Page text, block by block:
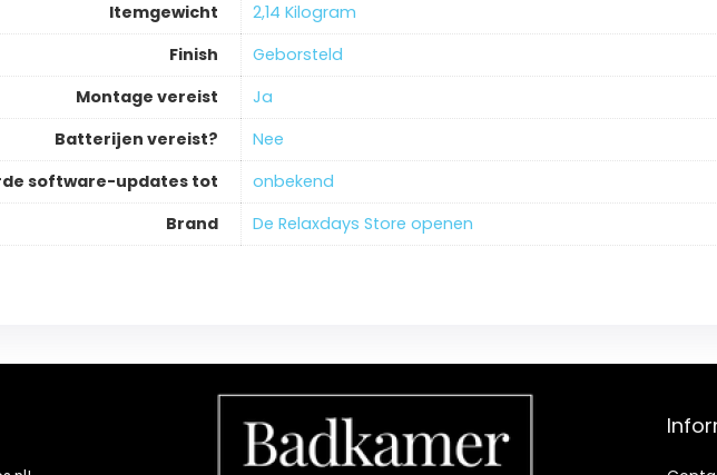
Itemgewicht
‎2,14 Kilogram
Finish
‎Geborsteld
Montage vereist
‎Ja
Batterijen vereist?
‎Nee
software-updates tot
‎onbekend
Brand
De Relaxdays Store openen